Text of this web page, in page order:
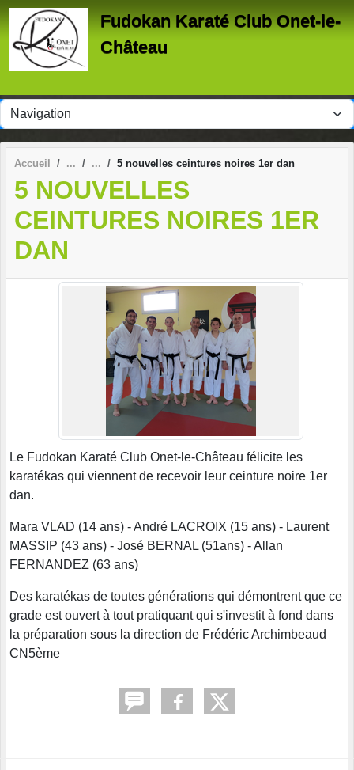
Fudokan Karaté Club Onet-le-
Château
Accueil 5 nouvelles ceintures noires 1er dan
5 NOUVELLES
CEINTURES NOIRES 1ER
DAN
Le Fudokan Karaté Club Onet-le-Château félicite les
karatékas qui viennent de recevoir leur ceinture noire 1er
dan.
Mara VLAD (14 ans) - André LACROIX (15 ans) - Laurent
MASSIP (43 ans) - José BERNAL (51ans) - Allan
FERNANDEZ (63 ans)
Des karatékas de toutes générations qui démontrent que ce
grade est ouvert à tout pratiquant qui s'investit à fond dans
la préparation sous la direction de Frédéric Archimbeaud
CN5ème
Panneau de gestion des cookies